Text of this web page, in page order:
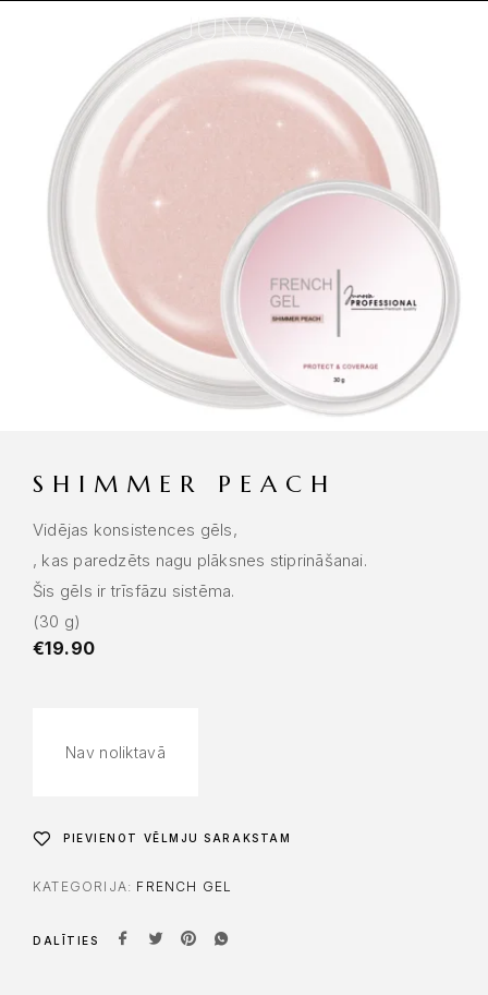
SHIMMER PEACH
Vidējas konsistences gēls,
, kas paredzēts nagu plāksnes stiprināšanai.
Šis gēls ir trīsfāzu sistēma.
(30 g)
€19.90
Nav noliktavā
PIEVIENOT VĒLMJU SARAKSTAM
KATEGORIJA: FRENCH GEL
DALĪTIES